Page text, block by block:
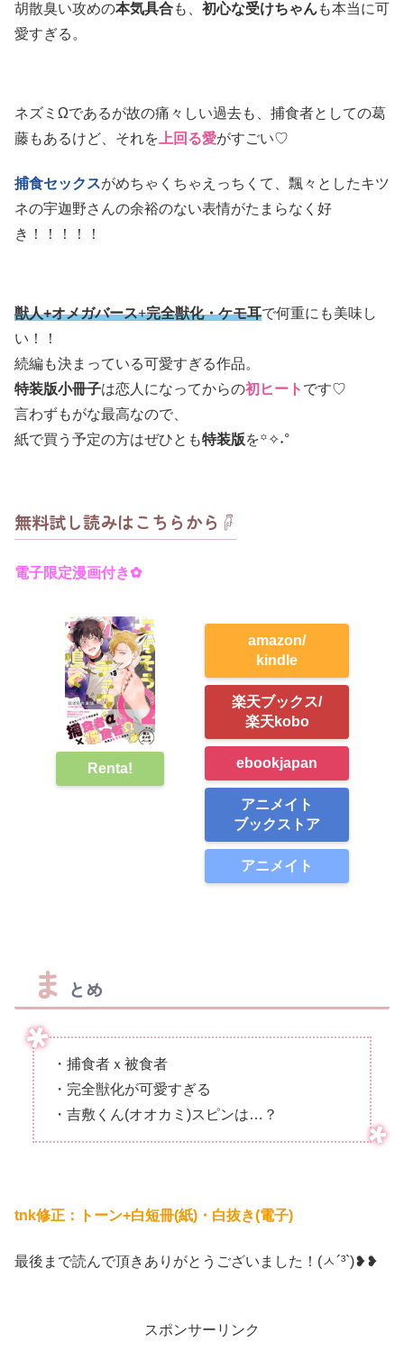
胡散臭い攻めの本気具合も、 初心な受けちゃんも本当に可
愛すぎる。
ネズミΩであるが故の痛々しい過去も、捕食者としての葛
藤もあるけど、それを 上回る愛がすごい♡
捕食セックスがめちゃくちゃえっちくて、飄々としたキツ
ネの宇迦野さんの余裕のない表情がたまらなく好
き！！！！！
獣人+オメガバース+完全獣化・ケモ耳で何重にも美味し
い！！
続編も決まっている可愛すぎる作品。
特装版小冊子は恋人になってからの初ヒート です♡
言わずもがな最高なので、
紙で買う予定の方はぜひとも特装版を꙳✧˖°
無料試し読みはこちらから☟
電子限定漫画付き✿
Renta!
amazon/
kindle
楽天ブックス/
楽天kobo
ebookjapan
アニメイト
ブックストア
アニメイト
ま とめ
・捕食者ｘ被食者
・完全獣化が可愛すぎる
・吉敷くん(オオカミ)スピンは…？
tnk修正：トーン+白短冊(紙)・白抜き(電子)
最後まで読んで頂きありがとうございました！(ㅅ´³`)❥❥
スポンサーリンク